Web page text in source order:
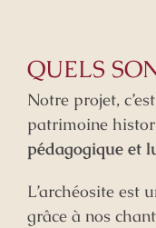
QUELS
Notre projet,
patrimoine
pédagogique et
L’archéosite est
grâce à nos